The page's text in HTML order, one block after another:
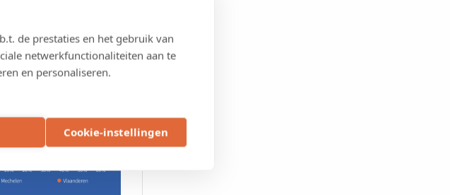
de prestaties en het gebruik van
netwerkfunctionaliteiten aan te
en personaliseren.
Cookie-instellingen